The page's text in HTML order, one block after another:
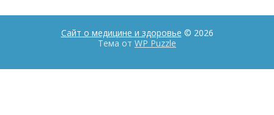
Сайт о медицине и здоровье © 2026
Тема от WP Puzzle